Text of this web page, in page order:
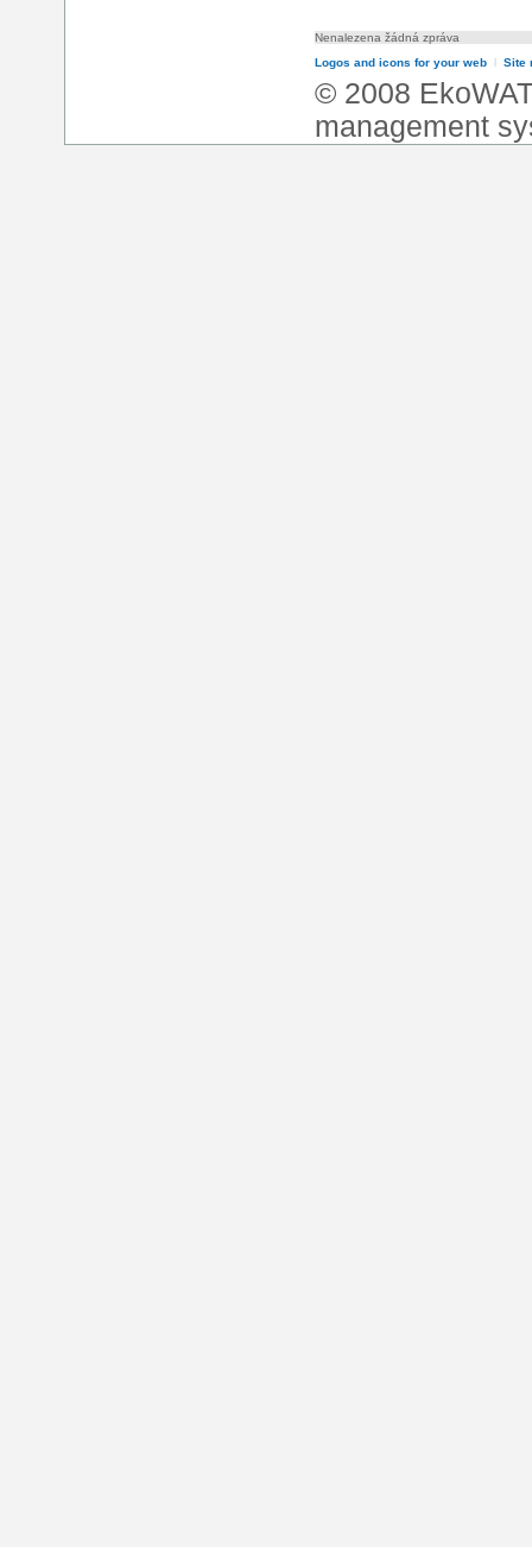
Nenalezena žádná zpráva
Logos and icons for your web l Site
© 2008
management